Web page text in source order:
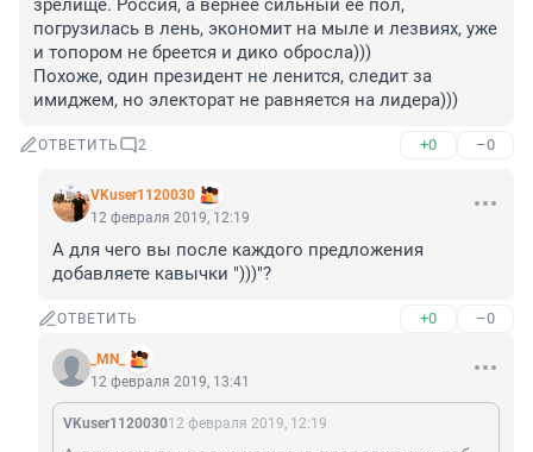
зрелище. Россия, а вернее сильный ее пол,
погрузилась в лень, экономит на мыле и лезвиях, уже
и топором не бреется и дико обросла)))
Похоже, один президент не ленится, следит за
имиджем, но электорат не равняется на лидера)))
ОТВЕТИТЬ 2 +0 –0
VKuser1120030
12 февраля 2019, 12:19
А для чего вы после каждого предложения
добавляете кавычки ")))"?
ОТВЕТИТЬ +0 –0
_MN_
12 февраля 2019, 13:41
VKuser112003012 февраля 2019, 12:19